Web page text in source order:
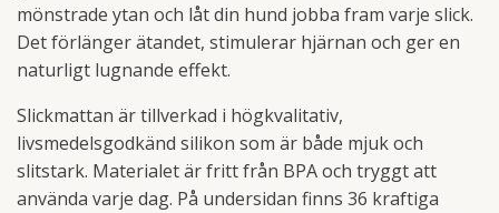
mönstrade ytan och låt din hund jobba fram varje slick.
Det förlänger ätandet, stimulerar hjärnan och ger en
naturligt lugnande effekt.
Slickmattan är tillverkad i högkvalitativ,
livsmedelsgodkänd silikon som är både mjuk och
slitstark. Materialet är fritt från BPA och tryggt att
använda varje dag. På undersidan finns 36 kraftiga